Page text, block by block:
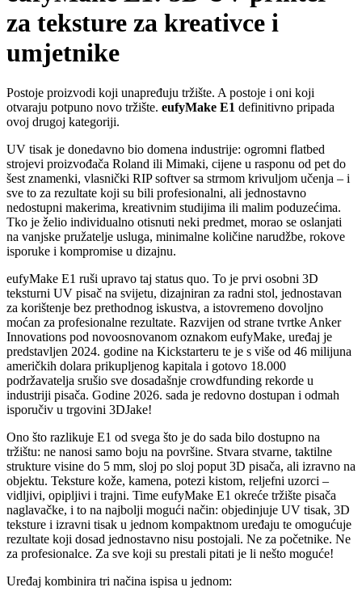
za teksture za kreativce i
umjetnike
Postoje proizvodi koji unapređuju tržište. A postoje i oni koji
otvaraju potpuno novo tržište. eufyMake E1 definitivno pripada
ovoj drugoj kategoriji.
UV tisak je donedavno bio domena industrije: ogromni flatbed
strojevi proizvođača Roland ili Mimaki, cijene u rasponu od pet do
šest znamenki, vlasnički RIP softver sa strmom krivuljom učenja – i
sve to za rezultate koji su bili profesionalni, ali jednostavno
nedostupni makerima, kreativnim studijima ili malim poduzećima.
Tko je želio individualno otisnuti neki predmet, morao se oslanjati
na vanjske pružatelje usluga, minimalne količine narudžbe, rokove
isporuke i kompromise u dizajnu.
eufyMake E1 ruši upravo taj status quo. To je prvi osobni 3D
teksturni UV pisač na svijetu, dizajniran za radni stol, jednostavan
za korištenje bez prethodnog iskustva, a istovremeno dovoljno
moćan za profesionalne rezultate. Razvijen od strane tvrtke Anker
Innovations pod novoosnovanom oznakom eufyMake, uređaj je
predstavljen 2024. godine na Kickstarteru te je s više od 46 milijuna
američkih dolara prikupljenog kapitala i gotovo 18.000
podržavatelja srušio sve dosadašnje crowdfunding rekorde u
industriji pisača. Godine 2026. sada je redovno dostupan i odmah
isporučiv u trgovini 3DJake!
Ono što razlikuje E1 od svega što je do sada bilo dostupno na
tržištu: ne nanosi samo boju na površine. Stvara stvarne, taktilne
strukture visine do 5 mm, sloj po sloj poput 3D pisača, ali izravno na
objektu. Teksture kože, kamena, potezi kistom, reljefni uzorci –
vidljivi, opipljivi i trajni. Time eufyMake E1 okreće tržište pisača
naglavačke, i to na najbolji mogući način: objedinjuje UV tisak, 3D
teksture i izravni tisak u jednom kompaktnom uređaju te omogućuje
rezultate koji dosad jednostavno nisu postojali. Ne za početnike. Ne
za profesionalce. Za sve koji su prestali pitati je li nešto moguće!
Uređaj kombinira tri načina ispisa u jednom: